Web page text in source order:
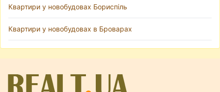
Квартири у новобудовах Бориспіль
Квартири у новобудовах в Броварах